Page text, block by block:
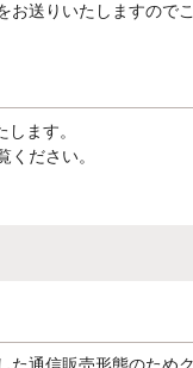
お送りいたしますので
します。
ください。
た通信販売形態のため